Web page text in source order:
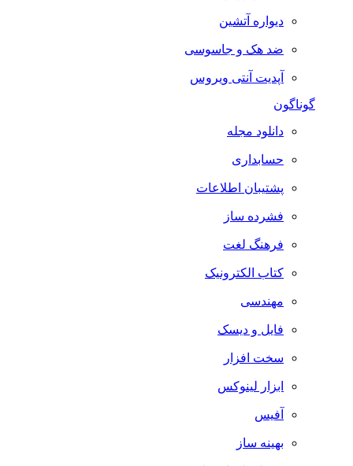
دیواره آتشین
ضد هک و جاسوسی
آپدیت آنتی ویروس
گوناگون
دانلود مجله
حسابداری
پشتیبان اطلاعات
فشرده ساز
فرهنگ لغت
کتاب الکترونیک
مهندسی
فایل و دیسک
سخت افزار
ابزار لینوکس
آفیس
بهینه ساز